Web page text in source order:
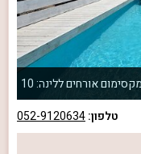
מקסימום אורחים ללינה: 10
טלפון:052-9120634